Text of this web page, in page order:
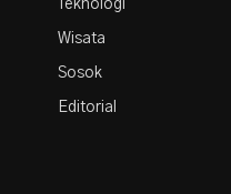
Teknologi
Wisata
Sosok
Editorial